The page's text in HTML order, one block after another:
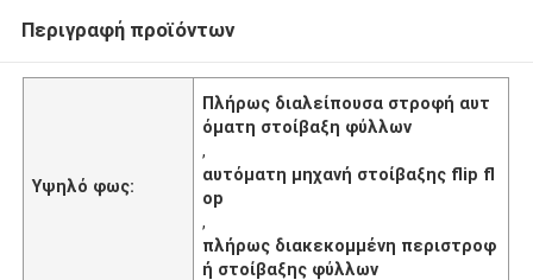
Περιγραφή προϊόντων
Υψηλό φως:
Πλήρως διαλείπουσα στροφή αυτ
όματη στοίβαξη φύλλων
,
αυτόματη μηχανή στοίβαξης flip fl
op
,
πλήρως διακεκομμένη περιστροφ
ή στοίβαξης φύλλων